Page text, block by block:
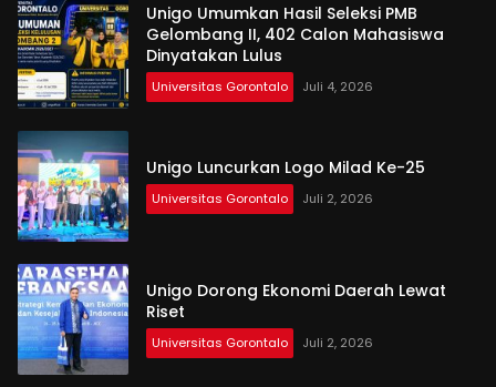
Unigo Umumkan Hasil Seleksi PMB
Gelombang II, 402 Calon Mahasiswa
Dinyatakan Lulus
Universitas Gorontalo Juli 4, 2026
Unigo Luncurkan Logo Milad Ke-25
Universitas Gorontalo Juli 2, 2026
Unigo Dorong Ekonomi Daerah Lewat
Riset
Universitas Gorontalo Juli 2, 2026